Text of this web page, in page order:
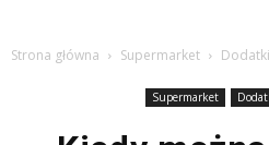
Strona główna Supermarket
Supermarket